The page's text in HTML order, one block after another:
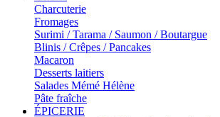
Charcuterie
Fromages
Surimi / Tarama / Saumon / Boutargue
Blinis / Crêpes / Pancakes
Macaron
Desserts laitiers
Salades Mémé Hélène
Pâte fraîche
ÉPICERIE